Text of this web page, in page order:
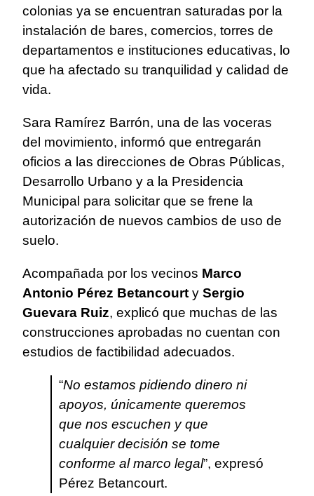
colonias ya se encuentran saturadas por la
instalación de bares, comercios, torres de
departamentos e instituciones educativas, lo
que ha afectado su tranquilidad y calidad de
vida.
Sara Ramírez Barrón, una de las voceras
del movimiento, informó que entregarán
oficios a las direcciones de Obras Públicas,
Desarrollo Urbano y a la Presidencia
Municipal para solicitar que se frene la
autorización de nuevos cambios de uso de
suelo.
Acompañada por los vecinos Marco
Antonio Pérez Betancourt y Sergio
Guevara Ruiz, explicó que muchas de las
construcciones aprobadas no cuentan con
estudios de factibilidad adecuados.
“No estamos pidiendo dinero ni
apoyos, únicamente queremos
que nos escuchen y que
cualquier decisión se tome
conforme al marco legal”, expresó
Pérez Betancourt.